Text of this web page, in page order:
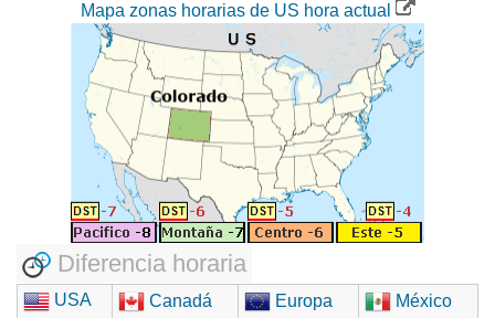
Mapa zonas horarias de US hora actual
Diferencia horaria
USA Canadá Europa México